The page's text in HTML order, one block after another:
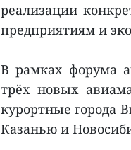
реализации
предприятиям и
В рамках форума
трёх новых
курортные города
Казанью и